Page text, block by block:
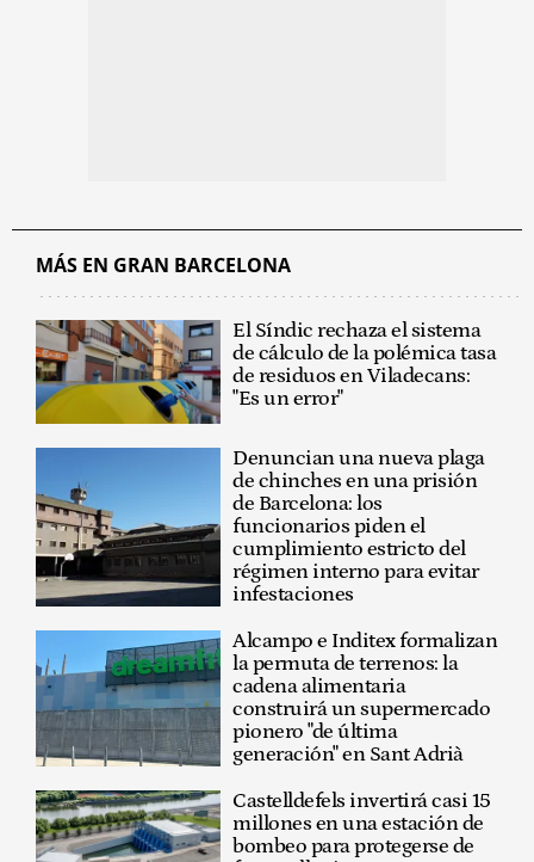
MÁS EN GRAN BARCELONA
El Síndic rechaza el sistema
de cálculo de la polémica tasa
de residuos en Viladecans:
"Es un error"
Denuncian una nueva plaga
de chinches en una prisión
de Barcelona: los
funcionarios piden el
cumplimiento estricto del
régimen interno para evitar
infestaciones
Alcampo e Inditex formalizan
la permuta de terrenos: la
cadena alimentaria
construirá un supermercado
pionero "de última
generación" en Sant Adrià
Castelldefels invertirá casi 15
millones en una estación de
bombeo para protegerse de